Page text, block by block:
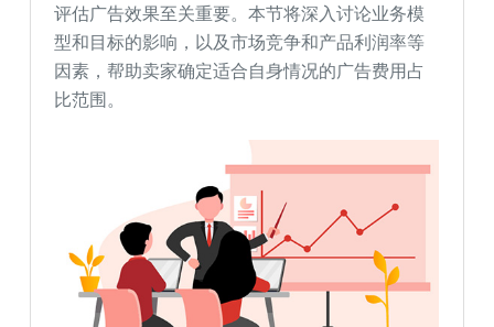
评估广告效果至关重要。本节将深入讨论业务模
型和目标的影响，以及市场竞争和产品利润率等
因素，帮助卖家确定适合自身情况的广告费用占
比范围。